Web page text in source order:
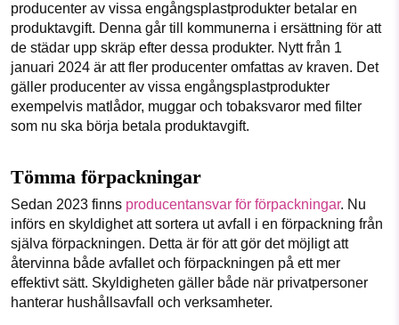
producenter av vissa engångsplastprodukter betalar en
produktavgift. Denna går till kommunerna i ersättning för att
de städar upp skräp efter dessa produkter. Nytt från 1
januari 2024 är att fler producenter omfattas av kraven. Det
gäller producenter av vissa engångsplastprodukter
exempelvis matlådor, muggar och tobaksvaror med filter
som nu ska börja betala produktavgift.
Tömma förpackningar
Sedan 2023 finns producentansvar för förpackningar. Nu
införs en skyldighet att sortera ut avfall i en förpackning från
själva förpackningen. Detta är för att gör det möjligt att
återvinna både avfallet och förpackningen på ett mer
effektivt sätt. Skyldigheten gäller både när privatpersoner
hanterar hushållsavfall och verksamheter.